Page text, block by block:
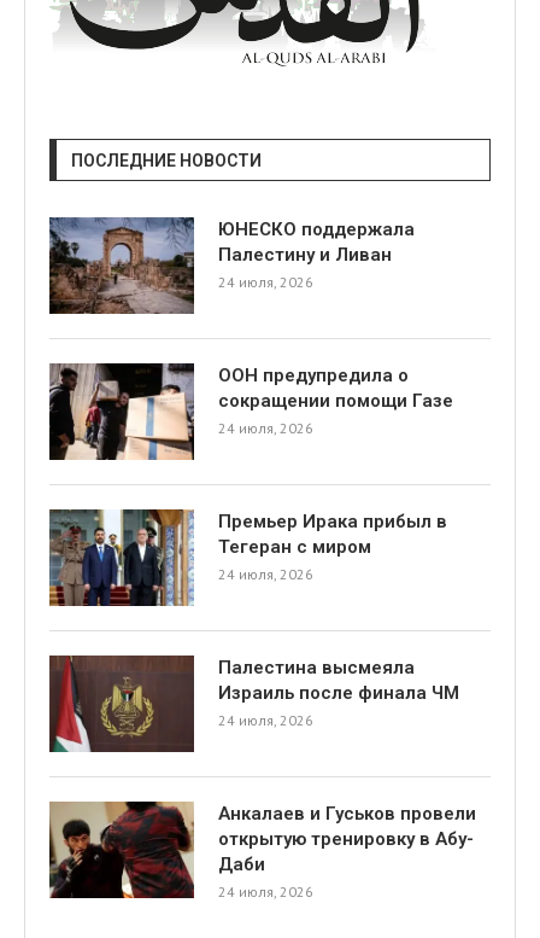
ПОСЛЕДНИЕ НОВОСТИ
ЮНЕСКО поддержала
Палестину и Ливан
24 июля, 2026
ООН предупредила о
сокращении помощи Газе
24 июля, 2026
Премьер Ирака прибыл в
Тегеран с миром
24 июля, 2026
Палестина высмеяла
Израиль после финала ЧМ
24 июля, 2026
Анкалаев и Гуськов провели
открытую тренировку в Абу-
Даби
24 июля, 2026